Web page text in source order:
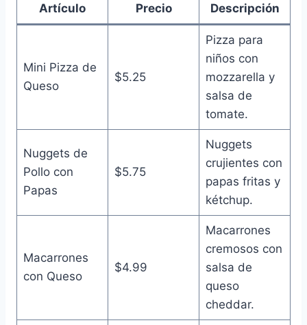
Artículo Precio Descripción
Mini Pizza de
Queso
$5.25
Pizza para
niños con
mozzarella y
salsa de
tomate.
Nuggets de
Pollo con
Papas
$5.75
Nuggets
crujientes con
papas fritas y
kétchup.
Macarrones
con Queso
$4.99
Macarrones
cremosos con
salsa de
queso
cheddar.